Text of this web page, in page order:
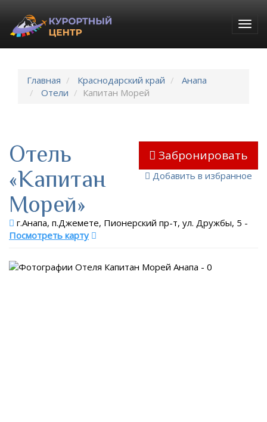
Главная Краснодарский край
Анапа
Отели
Капитан Морей
Забронировать
Добавить в избранное
Отель
«Капитан
Морей»
г.Анапа, п.Джемете, Пионерский пр-т, ул. Дружбы, 5 -
Посмотреть карту